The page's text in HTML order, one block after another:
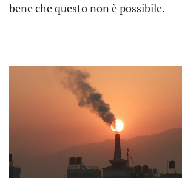
bene che questo non è possibile.